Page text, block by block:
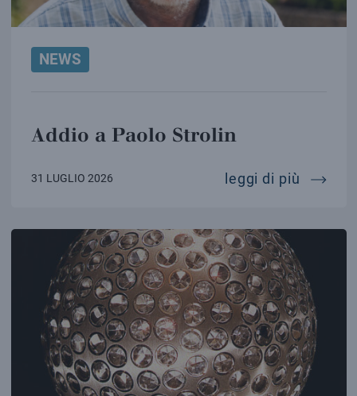
NEWS
Addio a Paolo Strolin
31 LUGLIO 2026 leggi di più addio